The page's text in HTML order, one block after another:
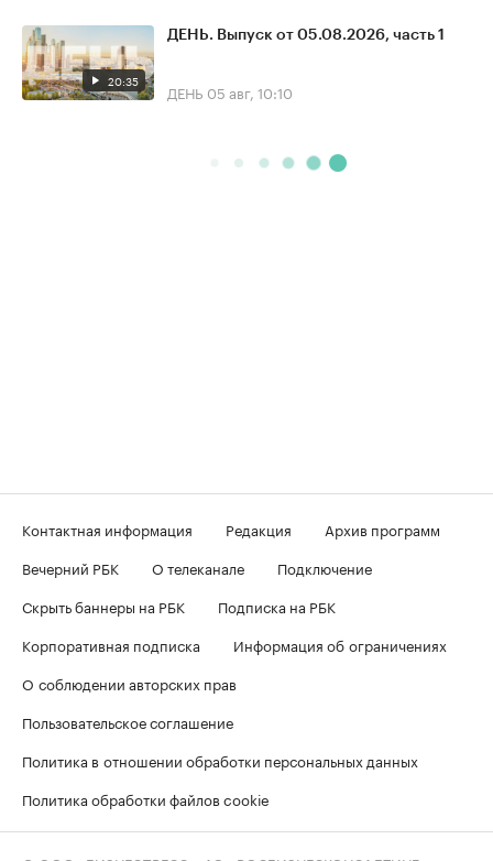
20:35
ДЕНЬ. Выпуск от 05.08.2026, часть 1
ДЕНЬ 05 авг, 10:10
Контактная информация Редакция
Архив программ
Вечерний РБК
О телеканале
Подключение
Скрыть баннеры на РБК
Подписка на РБК
Корпоративная подписка
Информация об ограничениях
О соблюдении авторских прав
Пользовательское соглашение
Политика в отношении обработки персональных данных
Политика обработки файлов cookie